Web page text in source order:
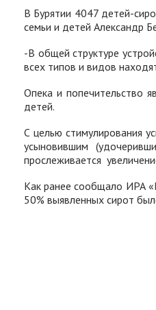
В Бурятии 4047 детей-
семьи и детей Александр
-В общей структуре
всех типов и видов
Опека и попечительство
детей.
С целью стимулирования
усыновившим
прослеживается
Как ранее сообщало ИРА
50% выявленных сирот